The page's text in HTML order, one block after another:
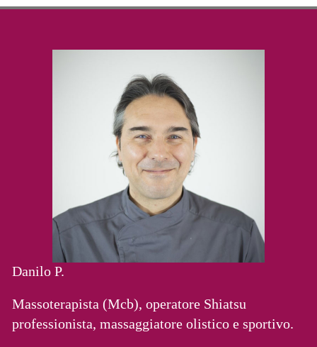
Danilo P.
Massoterapista (Mcb), operatore Shiatsu
professionista, massaggiatore olistico e sportivo.